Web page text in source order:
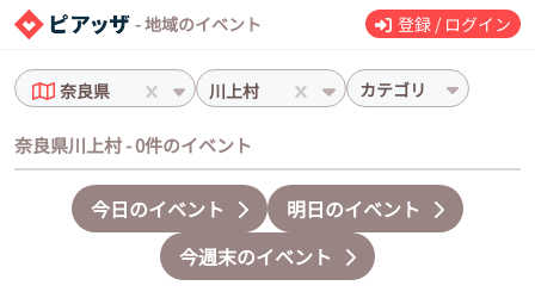
- 地域のイベント 登録 / ログイン
奈良県 川上村 カテゴリ
奈良県川上村 - 0件のイベント
今日のイベント
明日のイベント
今週末のイベント